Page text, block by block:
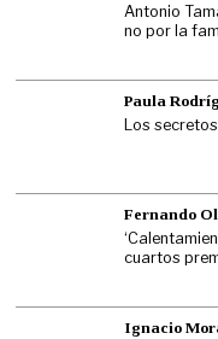
Antonio
no por la
Paula
Los
Fernando
cuartos
Ignacio